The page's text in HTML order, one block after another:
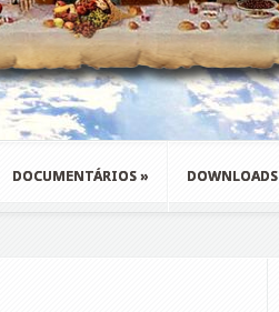
DOCUMENTÁRIOS » DOWNLOADS